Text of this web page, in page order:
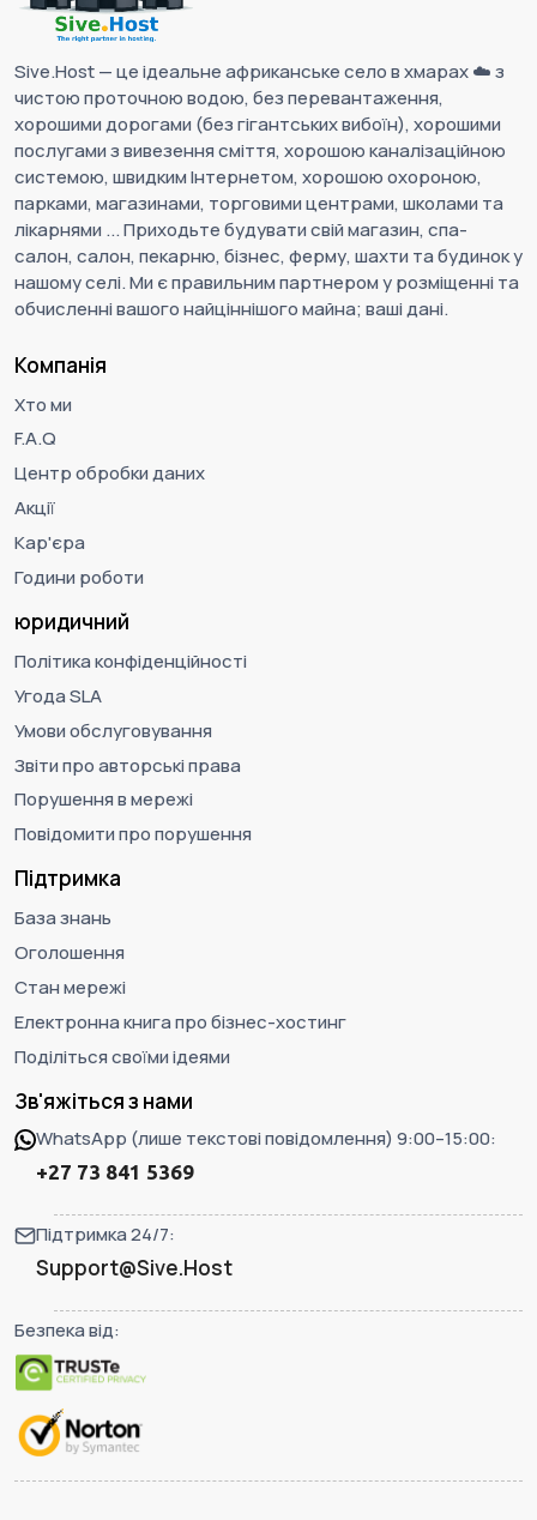
Sive.Host — це ідеальне африканське село в хмарах ☁️ з
чистою проточною водою, без перевантаження,
хорошими дорогами (без гігантських вибоїн), хорошими
послугами з вивезення сміття, хорошою каналізаційною
системою, швидким Інтернетом, хорошою охороною,
парками, магазинами, торговими центрами, школами та
лікарнями ... Приходьте будувати свій магазин, спа-
салон, салон, пекарню, бізнес, ферму, шахти та будинок у
нашому селі. Ми є правильним партнером у розміщенні та
обчисленні вашого найціннішого майна; ваші дані.
Компанія
Хто ми
F.A.Q
Центр обробки даних
Акції
Кар'єра
Години роботи
юридичний
Політика конфіденційності
Угода SLA
Умови обслуговування
Звіти про авторські права
Порушення в мережі
Повідомити про порушення
Підтримка
База знань
Оголошення
Стан мережі
Електронна книга про бізнес-хостинг
Поділіться своїми ідеями
Зв'яжіться з нами
WhatsApp (лише текстові повідомлення) 9:00–15:00:
+27 73 841 5369
Підтримка 24/7:
Support@Sive.Host
Безпека від: